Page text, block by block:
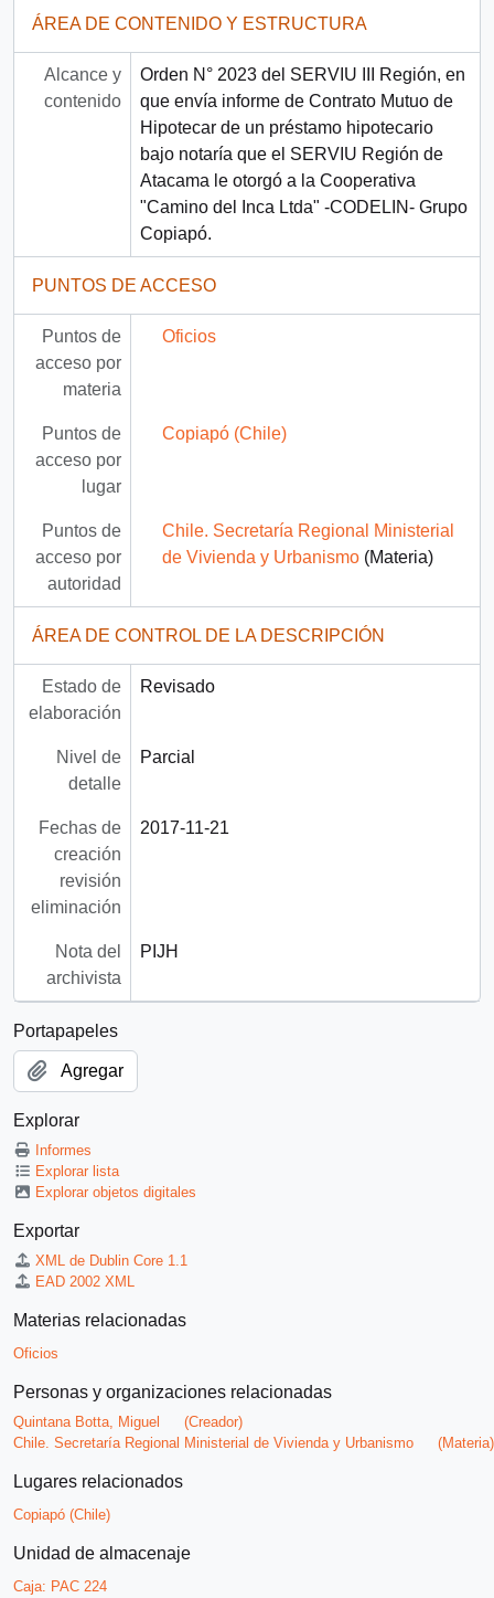
ÁREA DE CONTENIDO Y ESTRUCTURA
Alcance y
contenido
Orden N° 2023 del SERVIU III Región, en
que envía informe de Contrato Mutuo de
Hipotecar de un préstamo hipotecario
bajo notaría que el SERVIU Región de
Atacama le otorgó a la Cooperativa
"Camino del Inca Ltda" -CODELIN- Grupo
Copiapó.
PUNTOS DE ACCESO
Puntos de
acceso por
materia
Oficios
Puntos de
acceso por
lugar
Copiapó (Chile)
Puntos de
acceso por
autoridad
Chile. Secretaría Regional Ministerial
de Vivienda y Urbanismo(Materia)
ÁREA DE CONTROL DE LA DESCRIPCIÓN
Estado de
elaboración
Revisado
Nivel de
detalle
Parcial
Fechas de
creación
revisión
eliminación
2017-11-21
Nota del
archivista
PIJH
Portapapeles
Agregar
Explorar
Informes
Explorar lista
Explorar objetos digitales
Exportar
XML de Dublin Core 1.1
EAD 2002 XML
Materias relacionadas
Oficios
Personas y organizaciones relacionadas
Quintana Botta, Miguel
(Creador)
Chile. Secretaría Regional Ministerial de Vivienda y Urbanismo
(Materia)
Lugares relacionados
Copiapó (Chile)
Unidad de almacenaje
Caja: PAC 224